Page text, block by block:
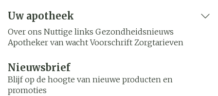
Uw apotheek
Over ons Nuttige links Gezondheidsnieuws
Apotheker van wacht Voorschrift Zorgtarieven
Nieuwsbrief
Blijf op de hoogte van nieuwe producten en
promoties